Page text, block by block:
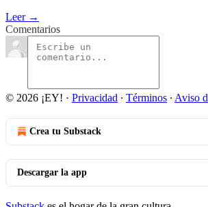
Leer →
Comentarios
© 2026 ¡EY! · Privacidad ∙ Términos ∙ Aviso
Crea tu Substack
Descargar la app